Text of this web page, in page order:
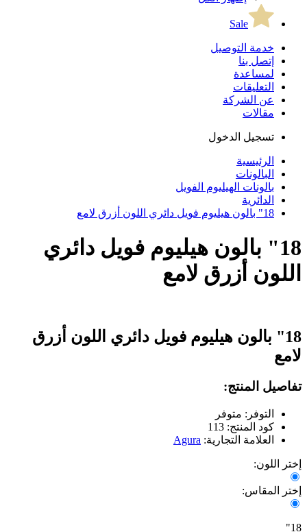
Sale
خدمة التوصيل
إتصل بنا
لمساعدة
التعليقات
عن الشركة
مقالات
تسجيل الدخول
الرئيسية
البالونات
بالونات الهيليوم الفويل
الدائرية
18" بالون هيليوم فويل دائري اللون أزرق لامع
18" بالون هيليوم فويل دائري
اللون أزرق لامع
18" بالون هيليوم فويل دائري اللون أزرق
لامع
تفاصيل المنتج:
التوفر: متوفر
كود المنتج: 113
العلامة التجارية: Agura
إختر اللون:
إختر المقاس:
18"